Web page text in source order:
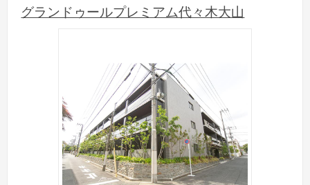
グランドゥールプレミアム代々木大山